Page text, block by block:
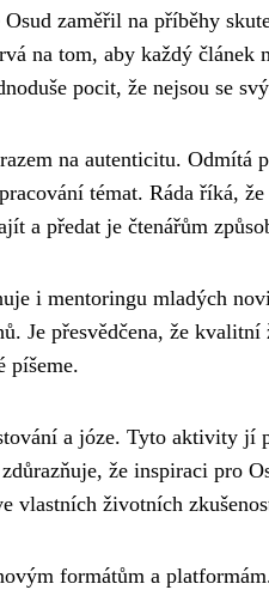
zaměřil na příběhy
na tom, aby každý článek
pocit, že nejsou se
na autenticitu. Odmítá
témat. Ráda říká,
a předat je čtenářům
i mentoringu mladých
Je přesvědčena, že
píšeme.
a józe. Tyto aktivity jí
že inspiraci pro
vlastních životních
formátům a